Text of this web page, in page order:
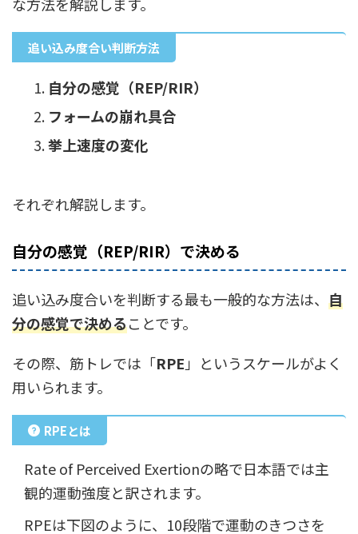
追い込み度合い判断方法
自分の感覚（REP/RIR）
フォームの崩れ具合
挙上速度の変化
それぞれ解説します。
自分の感覚（REP/RIR）で決める
追い込み度合いを判断する最も一般的な方法は、 自
分の感覚で決めることです。
その際、筋トレでは「RPE 」というスケールがよく
用いられます。
RPEとは
Rate of Perceived Exertionの略で日本語では主
観的運動強度と訳されます。
RPEは下図のように、10段階で運動のきつさを